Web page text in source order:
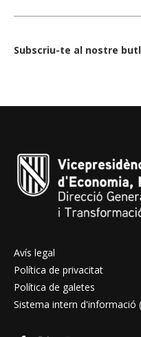
Subscriu-te al nostre
Avís legal
Política de privacitat
Política de galetes
Sistema intern d'informació